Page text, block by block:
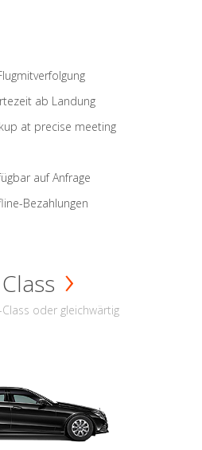
ab Landung
at precise meeting
auf Anfrage
Bezahlungen
oder gleichwärtig